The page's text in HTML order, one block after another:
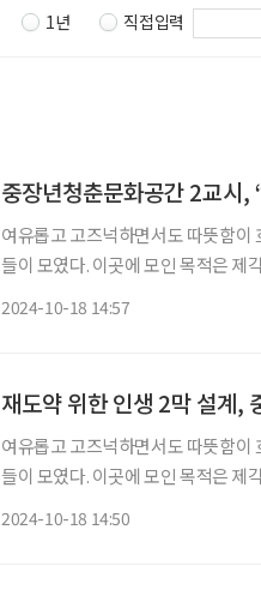
1년 직접입력
중장년청춘문화공간 2교시,
여유롭고 고즈넉하면서도 따뜻함이
들이 모였다. 이곳에 모인 목적은 제
2024-10-18 14:57
재도약 위한 인생 2막 설계,
여유롭고 고즈넉하면서도 따뜻함이
들이 모였다. 이곳에 모인 목적은 제
2024-10-18 14:50